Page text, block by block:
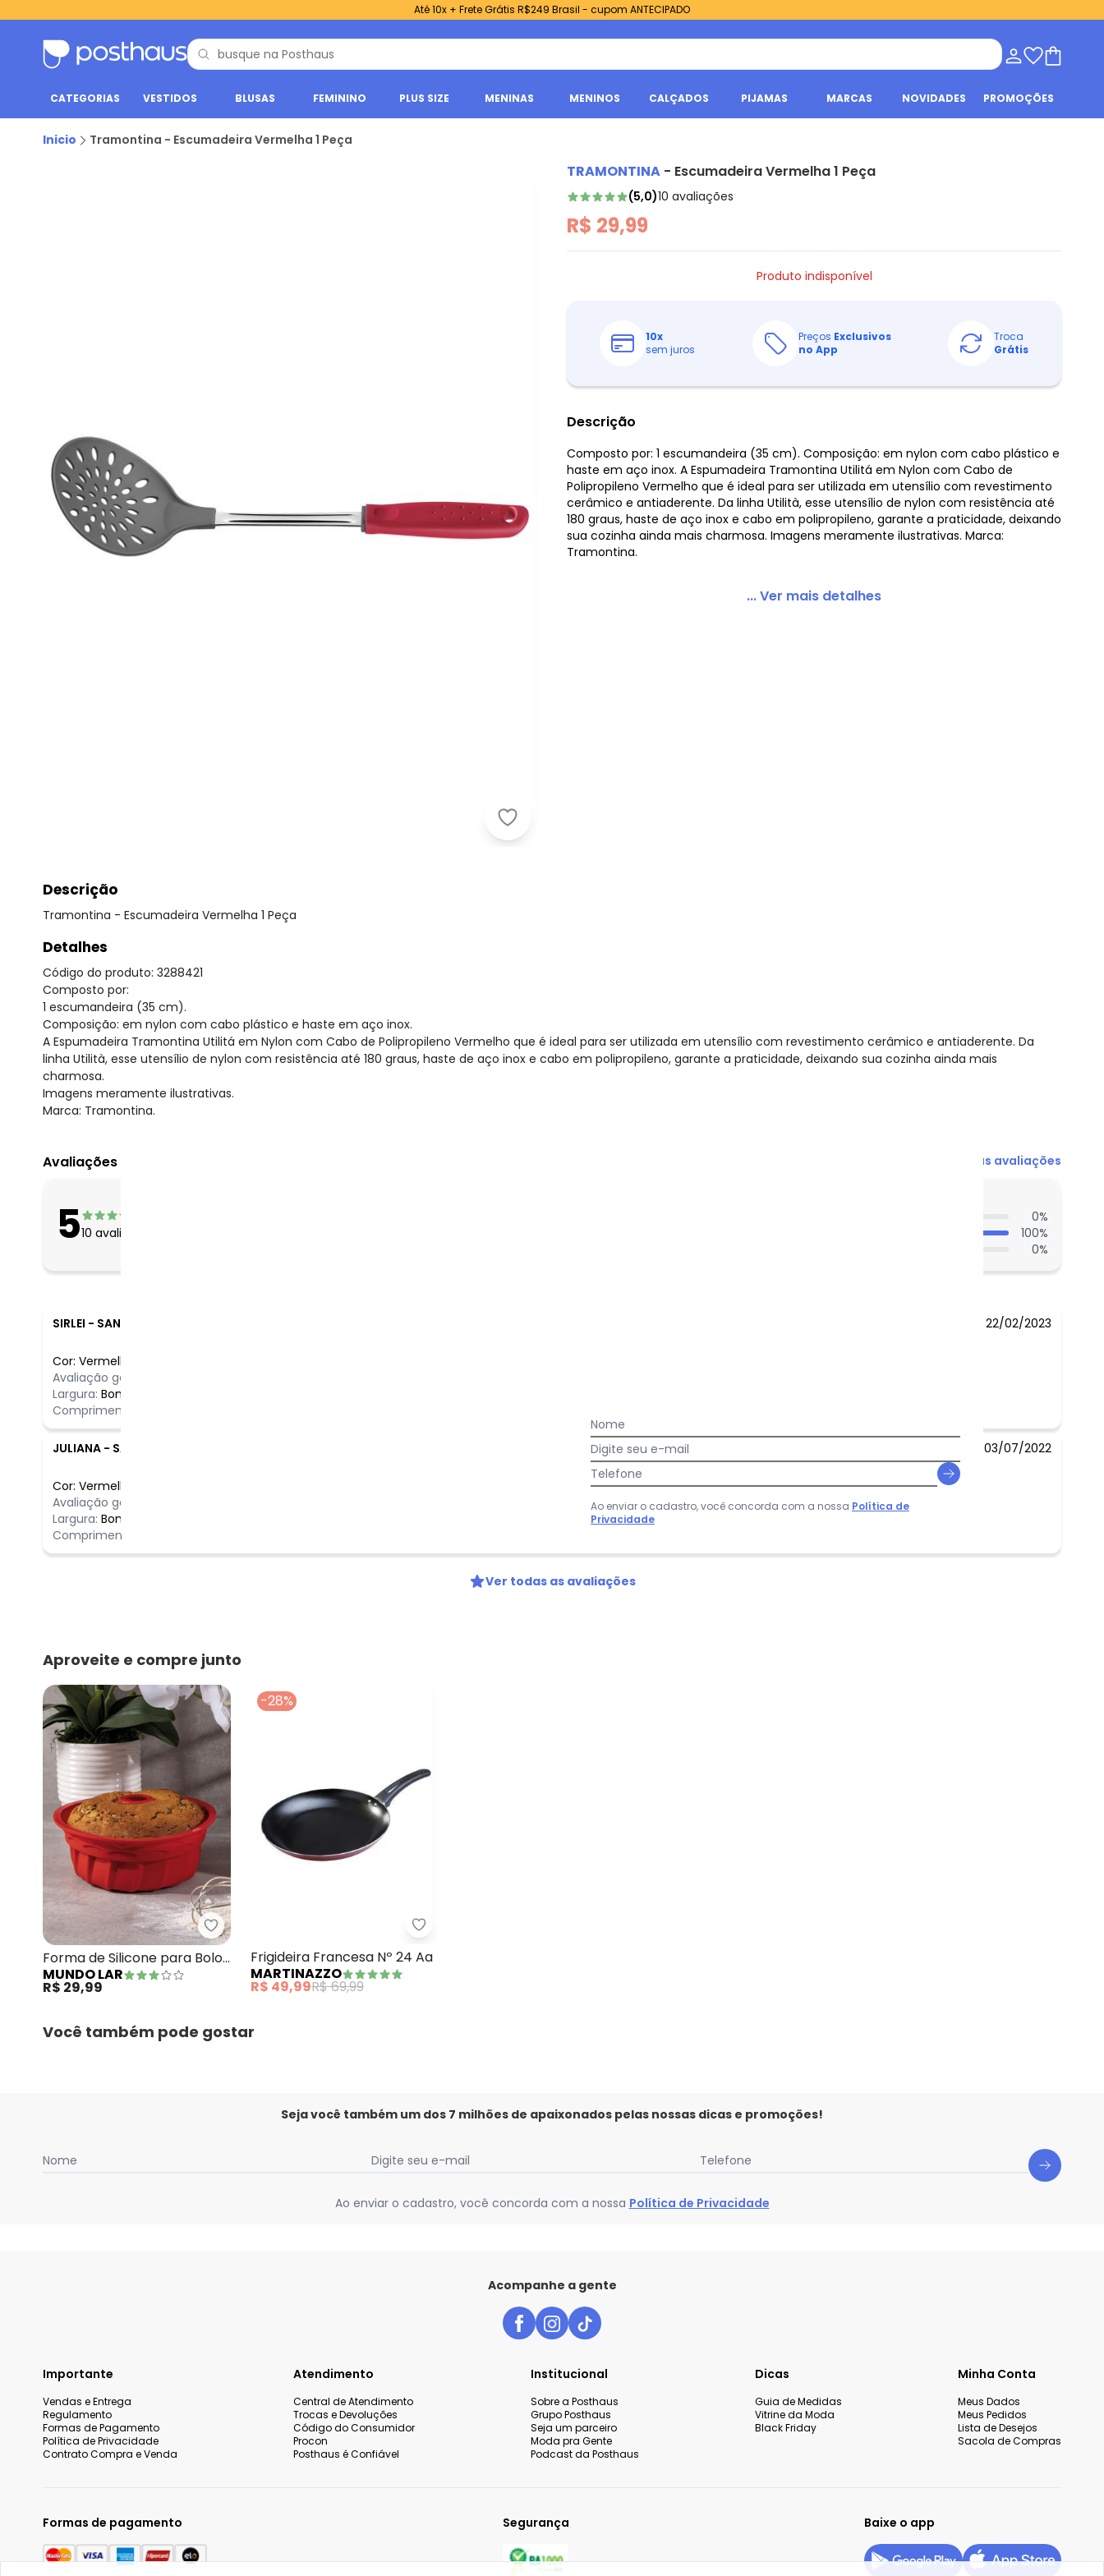
Até 10x + Frete Grátis R$249 Brasil - cupom ANTECIPADO
CATEGORIAS VESTIDOS BLUSAS FEMININO PLUS SIZE MENINAS MENINOS CALÇADOS PIJAMAS MARCAS NOVIDADES PROMOÇÕES
Inicio Tramontina - Escumadeira Vermelha 1 Peça
Tramontina - Escumadeira Vermelha 1 Peça
TRAMONTINA - Escumadeira Vermelha 1 Peça
(5,0)10 avaliações
R$ 29,99
Produto indisponível
10x
sem juros
Preços Exclusivos
no App
Troca
Grátis
Descrição
Composto por: 1 escumandeira (35 cm). Composição: em nylon com cabo plástico e
haste em aço inox. A Espumadeira Tramontina Utilitá em Nylon com Cabo de
Polipropileno Vermelho que é ideal para ser utilizada em utensílio com revestimento
cerâmico e antiaderente. Da linha Utilità, esse utensílio de nylon com resistência até
180 graus, haste de aço inox e cabo em polipropileno, garante a praticidade, deixando
sua cozinha ainda mais charmosa. Imagens meramente ilustrativas. Marca:
Tramontina.
... Ver mais detalhes
Descrição
Tramontina - Escumadeira Vermelha 1 Peça
Detalhes
Código do produto: 3288421
Composto por:
1 escumandeira (35 cm).
Composição: em nylon com cabo plástico e haste em aço inox.
A Espumadeira Tramontina Utilitá em Nylon com Cabo de Polipropileno Vermelho que é ideal para ser utilizada em utensílio com revestimento cerâmico e antiaderente. Da
linha Utilità, esse utensílio de nylon com resistência até 180 graus, haste de aço inox e cabo em polipropileno, garante a praticidade, deixando sua cozinha ainda mais
charmosa.
Imagens meramente ilustrativas.
Marca: Tramontina.
Avaliações Ver todas as avaliações
510 avaliações
0%
100%
0%
SIRLEI - SANTA RITA DO TRIVELATO - MT 22/02/2023
Cor: Vermelho
Avaliação geral do produto:
Largura: Bom
Comprimento:
JULIANA - SAO PAULO - SP 03/07/2022
Cor: Vermelho
Avaliação geral do produto:
Largura: Bom
Comprimento:
Ver todas as avaliações
Aproveite e compre junto
Mundo Lar - Forma de Silicone para Bolo Médio Vermelho
Forma de Silicone para Bolo
Médio Vermelho
MUNDO LAR
R$ 29,99
-28%
Martinazzo - Frigideira Francesa Nº 24 Aa
Frigideira Francesa Nº 24 Aa
MARTINAZZO
R$ 49,99R$ 69,99
Você também pode gostar
Seja você também um dos 7 milhões de apaixonados pelas nossas dicas e promoções!
Nome Digite seu e-mail Telefone
Ao enviar o cadastro, você concorda com a nossa Política de Privacidade
Acompanhe a gente
Importante
Vendas e Entrega
Regulamento
Formas de Pagamento
Política de Privacidade
Contrato Compra e Venda
Atendimento
Central de Atendimento
Trocas e Devoluções
Código do Consumidor
Procon
Posthaus é Confiável
Institucional
Sobre a Posthaus
Grupo Posthaus
Seja um parceiro
Moda pra Gente
Podcast da Posthaus
Dicas
Guia de Medidas
Vitrine da Moda
Black Friday
Minha Conta
Meus Dados
Meus Pedidos
Lista de Desejos
Sacola de Compras
Formas de pagamento Segurança Baixe o app
Nome
Digite seu e-mail
Telefone
Ao enviar o cadastro, você concorda com a nossa Política de
Privacidade